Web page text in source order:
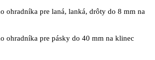
ohradníka pre laná, lanká, drôty do 8 mm na
ohradníka pre pásky do 40 mm na klinec